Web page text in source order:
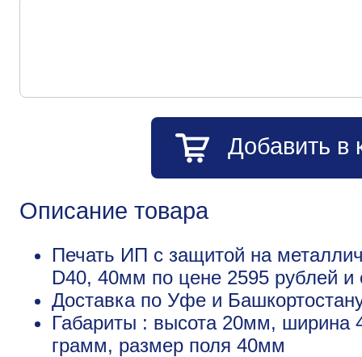
Добавить в
Описание товара
Печать ИП с защитой на
D40, 40мм по цене 2595 рублей
Доставка по Уфе и
Габариты : высота 20мм, ширина
грамм, размер поля 40мм